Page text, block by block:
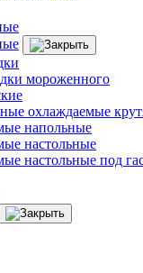
мороженного
охлаждаемые
напольные
настольные
настольные под